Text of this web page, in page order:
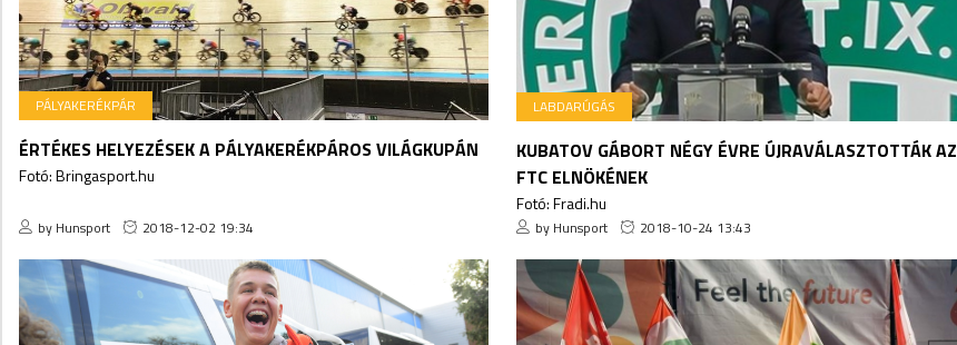
PÁLYAKERÉKPÁR
ÉRTÉKES HELYEZÉSEK A PÁLYAKERÉKPÁROS VILÁGKUPÁN
Fotó: Bringasport.hu
by Hunsport 2018-12-02 19:34
LABDARÚGÁS
KUBATOV GÁBORT NÉGY ÉVRE ÚJRAVÁLASZTOTTÁK AZ
FTC ELNÖKÉNEK
Fotó: Fradi.hu
by Hunsport 2018-10-24 13:43